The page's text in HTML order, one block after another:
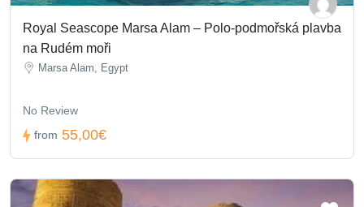
Royal Seascope Marsa Alam – Polo-podmořská plavba
na Rudém moři
Marsa Alam, Egypt
No Review
from 55,00€